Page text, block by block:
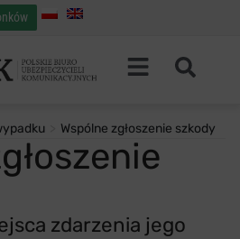
Wspólne zgłoszenie szkody
zdarzenia jego